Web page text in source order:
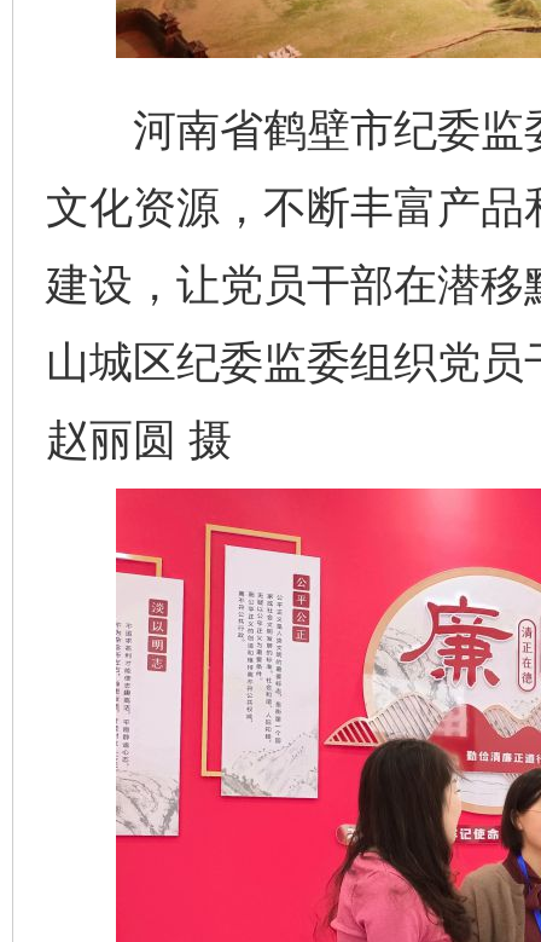
河南省鹤壁市纪委监
文化资源，不断丰富产
建设，让党员干部在潜
山城区纪委监委组织党
赵丽圆 摄